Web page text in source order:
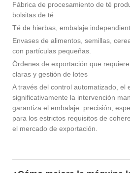
Fábrica de procesamiento de té
bolsitas de té
Té de hierbas, embalaje
Envases de alimentos, semillas,
con partículas pequeñas.
Órdenes de exportación que
claras y gestión de lotes
A través del control automatizado, el
significativamente la intervención
garantiza el embalaje. precisión,
para los estrictos requisitos de
el mercado de exportación.